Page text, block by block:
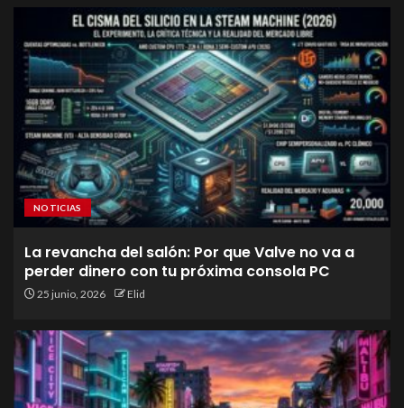
NOTICIAS
La revancha del salón: Por que Valve no va a
perder dinero con tu próxima consola PC
25 junio, 2026 Elid